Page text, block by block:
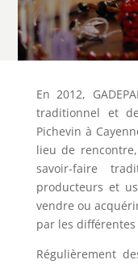
En 2012,
traditionnel et
Pichevin à
lieu de
savoir-faire
producteurs et
vendre ou
par les
Régulièrement